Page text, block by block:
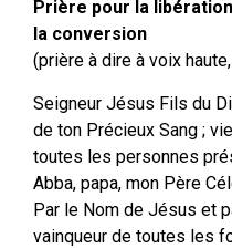
Prière pour la
la conversion
(prière à dire à voix
Seigneur Jésus Fils du
de ton Précieux Sang ;
toutes les personnes
Abba, papa, mon Père
Par le Nom de Jésus et
vainqueur de toutes les